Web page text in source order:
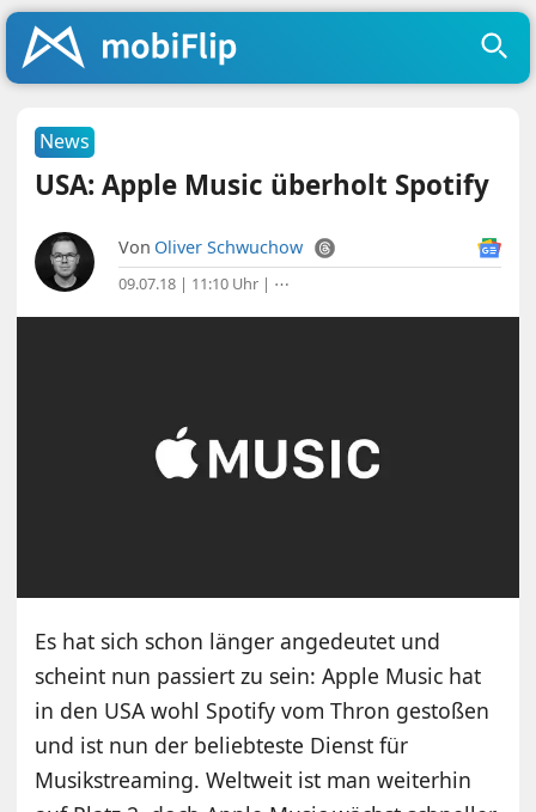
News
USA: Apple Music überholt Spotify
Von Oliver Schwuchow
09.07.18 | 11:10 Uhr | ⋯
Es hat sich schon länger angedeutet und
scheint nun passiert zu sein: Apple Music hat
in den USA wohl Spotify vom Thron gestoßen
und ist nun der beliebteste Dienst für
Musikstreaming. Weltweit ist man weiterhin